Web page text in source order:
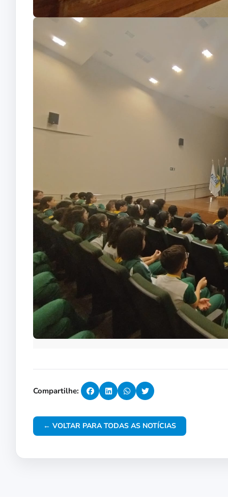
Compartilhe:
← VOLTAR PARA TODAS AS NOTÍCIAS